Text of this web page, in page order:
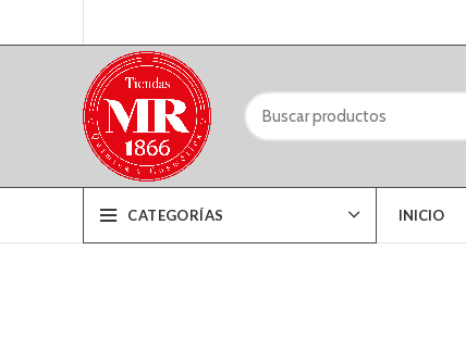
CATEGORÍAS INICIO